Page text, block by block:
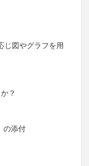
じ図やグラフを用
？
の添付